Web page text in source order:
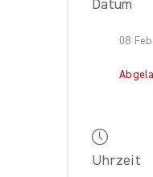
Datum
08
Uhrzeit